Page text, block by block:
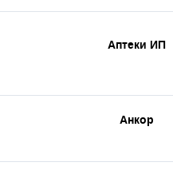
Аптеки ИП
Анкор